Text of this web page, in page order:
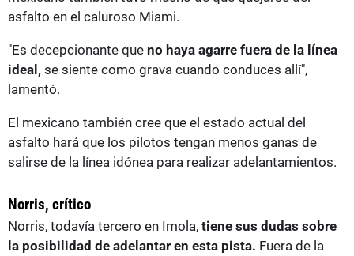
asfalto en el caluroso Miami.
"Es decepcionante que no haya agarre fuera de la línea
ideal, se siente como grava cuando conduces allí",
lamentó.
El mexicano también cree que el estado actual del
asfalto hará que los pilotos tengan menos ganas de
salirse de la línea idónea para realizar adelantamientos.
Norris, crítico
Norris, todavía tercero en Imola, tiene sus dudas sobre
la posibilidad de adelantar en esta pista. Fuera de la